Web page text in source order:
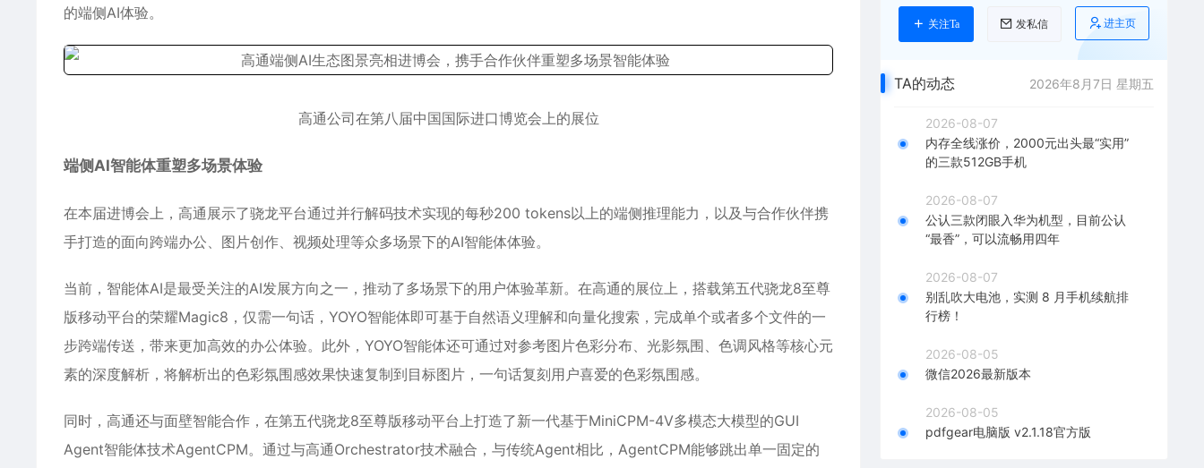
的端侧AI体验。
高通公司在第八届中国国际进口博览会上的展位
端侧AI智能体重塑多场景体验
在本届进博会上，高通展示了骁龙平台通过并行解码技术实现的每秒200 tokens以上的端侧推理能力，以及与合作伙伴携
手打造的面向跨端办公、图片创作、视频处理等众多场景下的AI智能体体验。
当前，智能体AI是最受关注的AI发展方向之一，推动了多场景下的用户体验革新。在高通的展位上，搭载第五代骁龙8至尊
版移动平台的荣耀Magic8，仅需一句话，YOYO智能体即可基于自然语义理解和向量化搜索，完成单个或者多个文件的一
步跨端传送，带来更加高效的办公体验。此外，YOYO智能体还可通过对参考图片色彩分布、光影氛围、色调风格等核心元
素的深度解析，将解析出的色彩氛围感效果快速复制到目标图片，一句话复刻用户喜爱的色彩氛围感。
同时，高通还与面壁智能合作，在第五代骁龙8至尊版移动平台上打造了新一代基于MiniCPM-4V多模态大模型的GUI
Agent智能体技术AgentCPM。通过与高通Orchestrator技术融合，与传统Agent相比，AgentCPM能够跳出单一固定的
关注Ta 发私信 进主页
TA的动态 2026年8月7日 星期五
2026-08-07
内存全线涨价，2000元出头最“实用”
的三款512GB手机
2026-08-07
公认三款闭眼入华为机型，目前公认
“最香”，可以流畅用四年
2026-08-07
别乱吹大电池，实测 8 月手机续航排
行榜！
2026-08-05
微信2026最新版本
2026-08-05
pdfgear电脑版 v2.1.18官方版